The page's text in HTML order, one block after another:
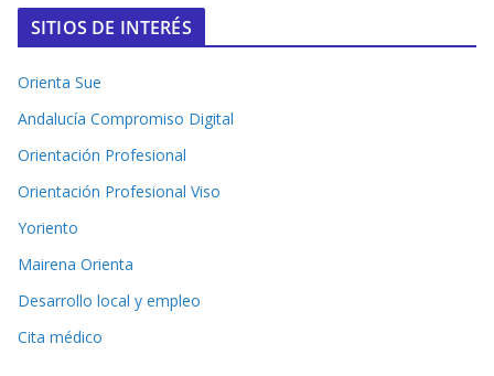
SITIOS DE INTERÉS
Orienta Sue
Andalucía Compromiso Digital
Orientación Profesional
Orientación Profesional Viso
Yoriento
Mairena Orienta
Desarrollo local y empleo
Cita médico